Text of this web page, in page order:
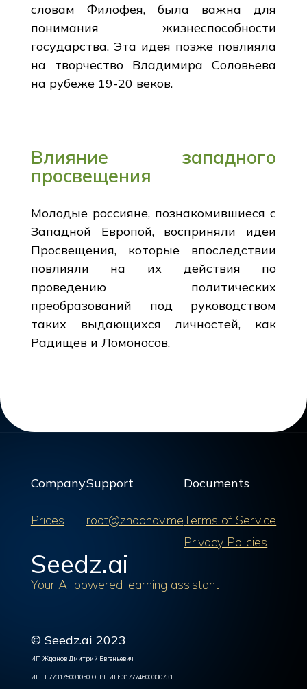
словам Филофея, была важна для
понимания жизнеспособности
государства. Эта идея позже повлияла
на творчество Владимира Соловьева
на рубеже 19-20 веков.
Влияние западного
просвещения
Молодые россияне, познакомившиеся с
Западной Европой, восприняли идеи
Просвещения, которые впоследствии
повлияли на их действия по
проведению политических
преобразований под руководством
таких выдающихся личностей, как
Радищев и Ломоносов.
Company
Prices
Support
root@zhdanov.me
Documents
Terms of Service
Privacy Policies
Seedz.ai
Your AI powered learning assistant
© Seedz.ai 2023
ИП Жданов Дмитрий Евгеньевич
ИНН: 773175001050, ОГРНИП: 317774600330731